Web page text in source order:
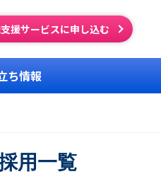
援サービスに申し込む
ち情報
用一覧